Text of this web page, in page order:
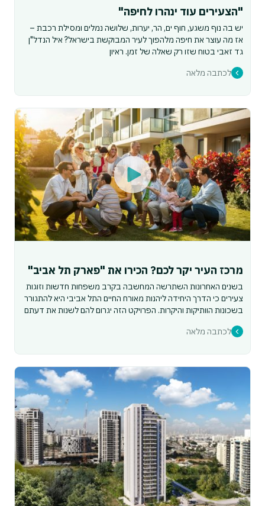
"הצעירים עוד ינהרו לחיפה"
יש בה נוף משגע, חוף ים, הר, יערות, שלושה נמלים ומסילת רכבת –
אז מה עוצר את חיפה מלהפוך לעיר המבוקשת בישראל? איל הנדל"ן
גד זאבי בטוח שזו רק שאלה של זמן. ראיון
לכתבה מלאה
מרכז העיר יקר לכם? הכירו את "פארק תל אביב"
בשנים האחרונות השתרשה המחשבה בקרב משפחות חדשות וזוגות
צעירים כי הדרך היחידה ליהנות מאורח החיים התל אביבי היא להתגורר
בשכונות הוותיקות והיקרות. הפרויקט הזה יגרום להם לשנות את דעתם
לכתבה מלאה